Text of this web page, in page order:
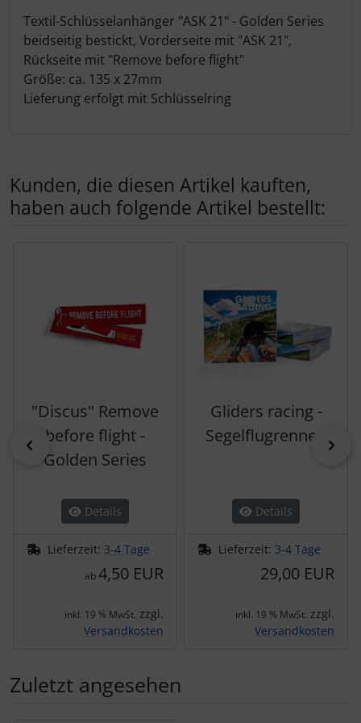
Produktbeschreibung
Textil-Schlüsselanhänger "ASK 21" - Golden Series
beidseitig bestickt, Vorderseite mit "ASK 21",
Rückseite mit "Remove before flight"
Größe: ca. 135 x 27mm
Lieferung erfolgt mit Schlüsselring
Kunden, die diesen Artikel kauften,
haben auch folgende Artikel bestellt:
zurück
"Discus" Remove
before flight -
Golden Series
Details
Lieferzeit: 3-4 Tage
ab4,50 EUR
inkl. 19 % MwSt. zzgl.
Versandkosten
Gliders racing -
Segelflugrennen
Details
Lieferzeit: 3-4 Tage
29,00 EUR
inkl. 19 % MwSt. zzgl.
Versandkosten
Zuletzt angesehen
Schutztaschen Interieur
Tapes und Tuning
Transponder
Sonstiges